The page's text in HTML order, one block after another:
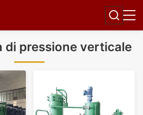
di pressione verticale